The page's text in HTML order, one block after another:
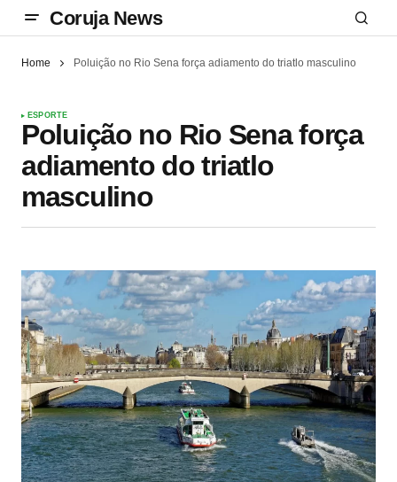
Coruja News
Home Poluição no Rio Sena força adiamento do triatlo masculino
ESPORTE
Poluição no Rio Sena força
adiamento do triatlo
masculino